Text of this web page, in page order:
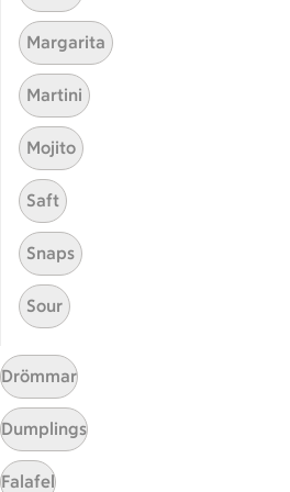
Receptet tar Under 30 min att tillaga
Sidfot
Start
Få snabbt svar
Bli stammis på ICA
Margarita
Martini
Mojito
Saft
Snaps
Sour
Drömmar
Dumplings
Falafel